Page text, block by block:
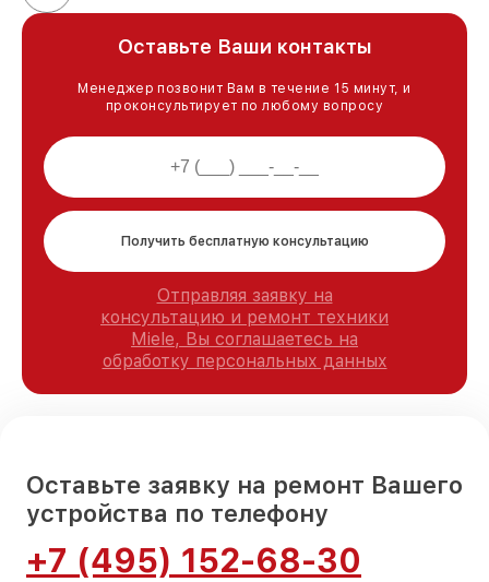
Оставьте Ваши контакты
Менеджер позвонит Вам в течение 15 минут, и
проконсультирует по любому вопросу
Получить бесплатную консультацию
Отправляя заявку на
консультацию и ремонт техники
Miele, Вы соглашаетесь на
обработку персональных данных
Оставьте заявку на ремонт Вашего
устройства по телефону
+7 (495) 152-68-30